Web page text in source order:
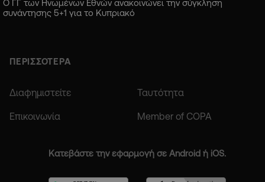
Ο ΓΓ των Ηνωμένων Εθνών ανακοινώνει την σύγκληση
συνάντησης 5+1 για το Κυπριακό
ΠΕΡΙΣΣΟΤΕΡΑ
Διαφημιστείτε Ταυτότητα
Επικοινωνία Member of COPA
Κατεβάστε την εφαρμογή σε Android ή iOS.